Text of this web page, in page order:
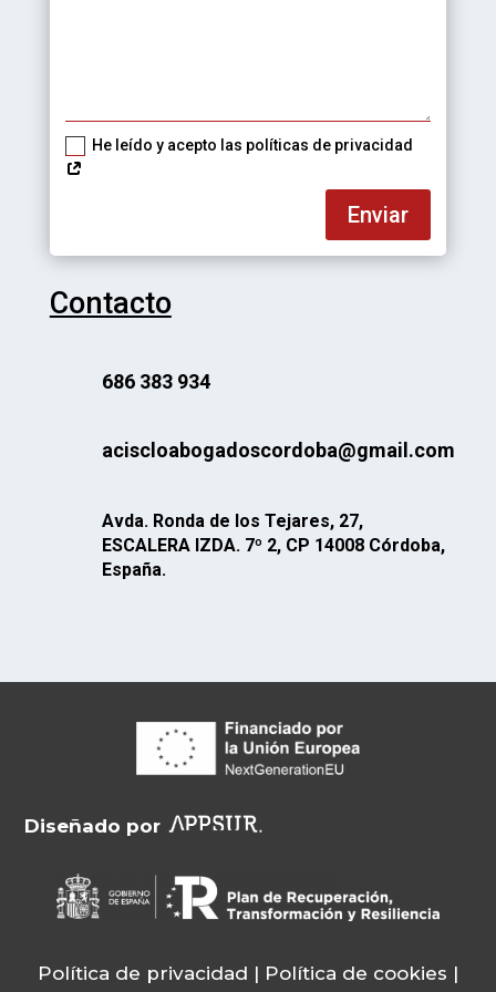
He leído y acepto las políticas de privacidad
Enviar
Contacto
686 383 934
aciscloabogadoscordoba@gmail.com
Avda. Ronda de los Tejares, 27,
ESCALERA IZDA. 7º 2, CP 14008 Córdoba,
España.
Diseñado por
Política de privacidad | Política de cookies |